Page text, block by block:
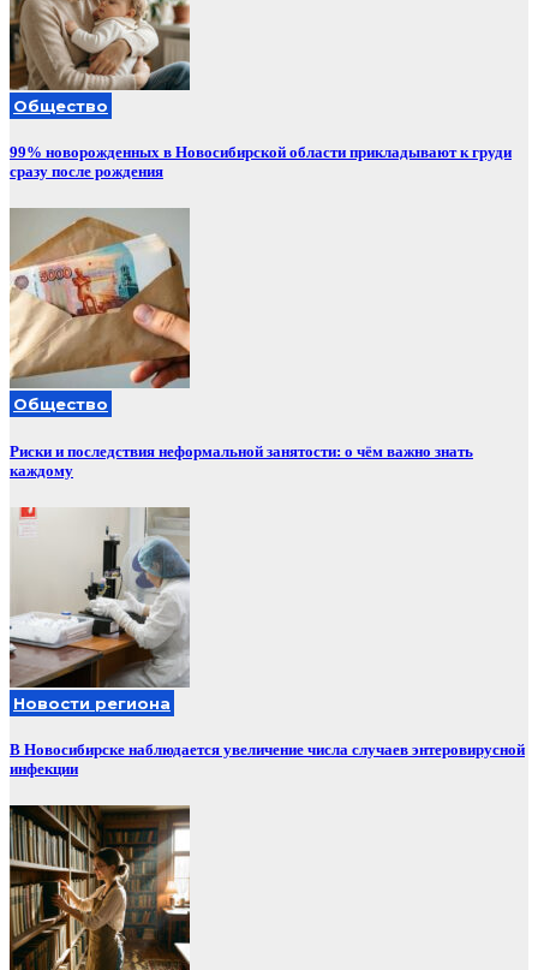
Общество
99% новорожденных в Новосибирской области прикладывают к груди
сразу после рождения
Общество
Риски и последствия неформальной занятости: о чём важно знать
каждому
Новости региона
В Новосибирске наблюдается увеличение числа случаев энтеровирусной
инфекции